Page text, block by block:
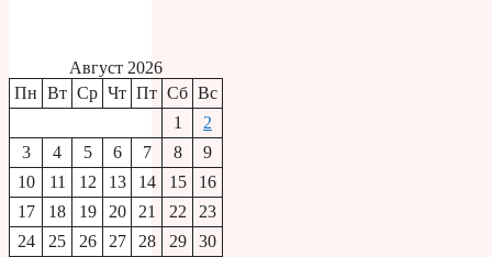
Август 2026
Пн Вт Ср Чт Пт Сб Вс
1
2
3
4 5 6 7 8
9
10
11 12 13 14 15
16
17
18 19 20 21 22
23
24
25 26 27 28 29
30